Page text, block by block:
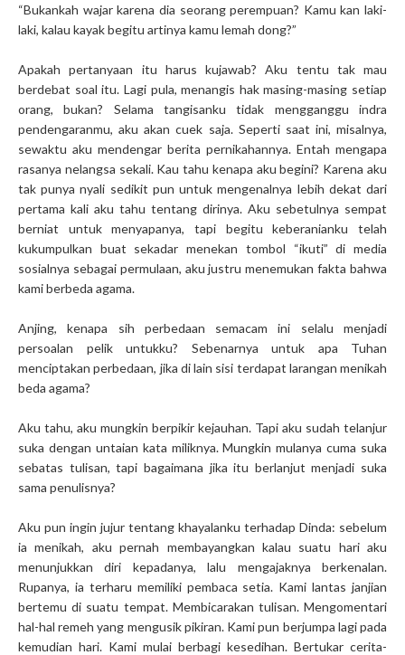
“Bukankah wajar karena dia seorang perempuan? Kamu kan laki-
laki, kalau kayak begitu artinya kamu lemah dong?”
Apakah pertanyaan itu harus kujawab? Aku tentu tak mau
berdebat soal itu. Lagi pula, menangis hak masing-masing setiap
orang, bukan? Selama tangisanku tidak mengganggu indra
pendengaranmu, aku akan cuek saja. Seperti saat ini, misalnya,
sewaktu aku mendengar berita pernikahannya. Entah mengapa
rasanya nelangsa sekali. Kau tahu kenapa aku begini? Karena aku
tak punya nyali sedikit pun untuk mengenalnya lebih dekat dari
pertama kali aku tahu tentang dirinya. Aku sebetulnya sempat
berniat untuk menyapanya, tapi begitu keberanianku telah
kukumpulkan buat sekadar menekan tombol “ikuti” di media
sosialnya sebagai permulaan, aku justru menemukan fakta bahwa
kami berbeda agama.
Anjing, kenapa sih perbedaan semacam ini selalu menjadi
persoalan pelik untukku? Sebenarnya untuk apa Tuhan
menciptakan perbedaan, jika di lain sisi terdapat larangan menikah
beda agama?
Aku tahu, aku mungkin berpikir kejauhan. Tapi aku sudah telanjur
suka dengan untaian kata miliknya. Mungkin mulanya cuma suka
sebatas tulisan, tapi bagaimana jika itu berlanjut menjadi suka
sama penulisnya?
Aku pun ingin jujur tentang khayalanku terhadap Dinda: sebelum
ia menikah, aku pernah membayangkan kalau suatu hari aku
menunjukkan diri kepadanya, lalu mengajaknya berkenalan.
Rupanya, ia terharu memiliki pembaca setia. Kami lantas janjian
bertemu di suatu tempat. Membicarakan tulisan. Mengomentari
hal-hal remeh yang mengusik pikiran. Kami pun berjumpa lagi pada
kemudian hari. Kami mulai berbagi kesedihan. Bertukar cerita-